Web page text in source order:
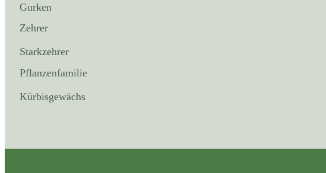
Gurken
Zehrer
Starkzehrer
Pflanzenfamilie
Kürbisgewächs